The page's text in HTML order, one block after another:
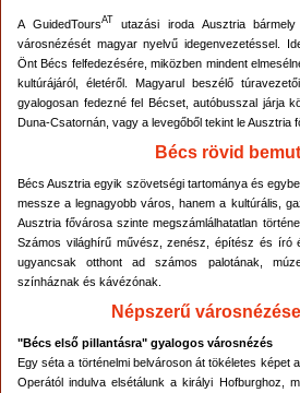
A GuidedToursAT utazási iroda Ausztria
városnézését magyar nyelvű idegenvezetéssel.
Önt Bécs felfedezésére, miközben mindent
kultúrájáról, életéről. Magyarul beszélő
gyalogosan fedezné fel Bécset, autóbusszal járja
Duna-Csatornán, vagy a levegőből tekint le Ausztria
Bécs rövid
Bécs Ausztria egyik szövetségi tartománya és
messze a legnagyobb város, hanem a kultúrális,
Ausztria fővárosa szinte megszámlálhatatlan
Számos világhírű művész, zenész, építész és író
ugyancsak otthont ad számos palotának,
színháznak és kávézónak.
Népszerű
"Bécs első pillantásra" gyalogos városnézés
Egy séta a történelmi belvároson át tökéletes képet
Operától indulva elsétálunk a királyi Hofburghoz,